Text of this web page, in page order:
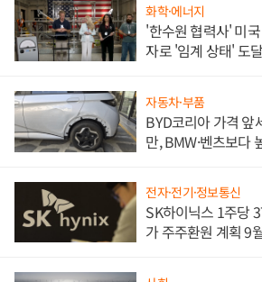
화학·에너지
'한수원 협력사' 미
자로 '임계 상태' 도
자동차·부품
BYD코리아 가격 앞
만, BMW·벤츠보다
전자·전기·정보통신
SK하이닉스 1주당
가 주주환원 계획 9